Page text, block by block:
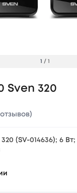
1 / 1
Sven 320
(SV-014636); 6